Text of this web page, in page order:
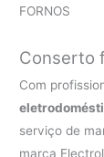
FORNOS
Conserto
Com
serviço de
marca